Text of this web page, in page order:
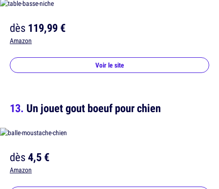
dès119,99 €
Amazon
Voir le site
Un jouet gout boeuf pour chien
dès4,5 €
Amazon